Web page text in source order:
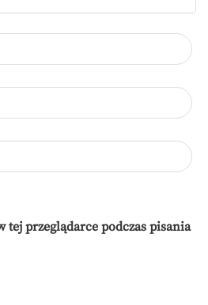
tej przeglądarce podczas pisania